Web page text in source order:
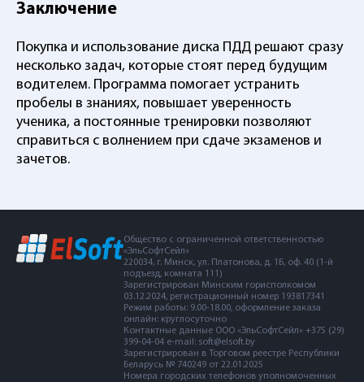
Заключение
Покупка и использование диска ПДД решают сразу
несколько задач, которые стоят перед будущим
водителем. Программа помогает устранить
пробелы в знаниях, повышает уверенность
ученика, а постоянные тренировки позволяют
справиться с волнением при сдаче экзаменов и
зачетов.
Общество с ограниченной ответственностью
«ЭльСофтСейл»
220034, г. Минск, ул. Платонова, д. 1Б, оф. 40 (1-й
подъезд, комната 111)
Зарегистрирован Минским горисполкомом
03.12.2024, регистрационный номер 193817341
Режим работы: 9.00-18.00, оформление заказа
онлайн: круглосуточно
Контактные данные ООО «ЭльСофтСейл» +375 (29)
399-04-04 e-mail: soft@elsoft.by
Зарегистрирован в Торговом реестре Республики
Беларусь № 740249 от 22.01.2025
Номера городских телефонов уполномоченных